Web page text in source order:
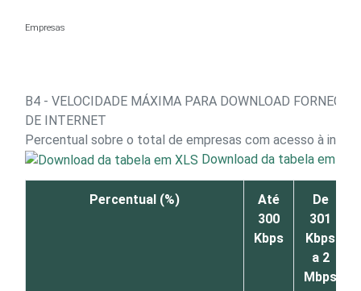
Empresas
B4 - VELOCIDADE MÁXIMA PARA DOWNLOAD
DE INTERNET
Percentual sobre o total de empresas com acesso à
Download da tabela em XLS
Percentual (%)
Até
300
Kbps
De
301
Kbps
a 2
Mbps